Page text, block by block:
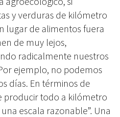
y verduras de kilómetro
lugar de alimentos fuera
de muy lejos,
radicalmente nuestros
ejemplo, no podemos
días. En términos de
producir todo a kilómetro
escala razonable”. Una